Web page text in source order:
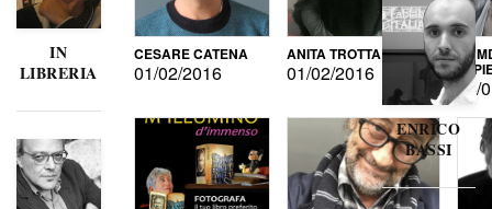
IN
LIBRERIA
CESARE CATENA
01/02/2016
ANITA TROTTA
01/02/2016 DI
15/
ENRICO
BASSI